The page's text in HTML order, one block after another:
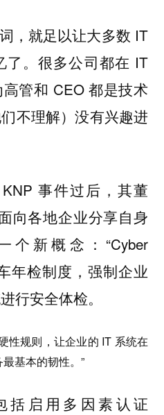
，就足以让大多数 IT
了。很多公司都在 IT
管和 CEO 都是技术
不理解）没有兴趣进
事件过后，其董
向各地企业分享自身
个新概念：“Cyber
年检制度，强制企业
行安全体检。
性规则，让企业的 IT 系统在
基本的韧性。”
括启用多因素认证